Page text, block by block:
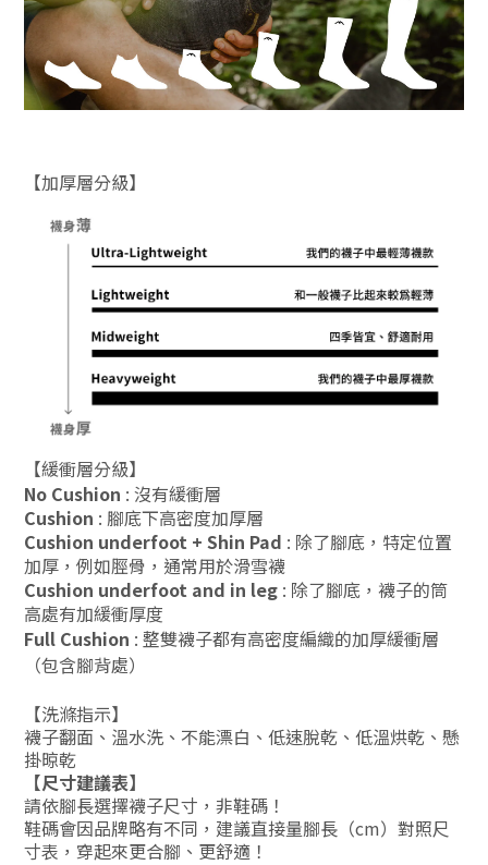
【加厚層分級】
【緩衝層分級】
No Cushion : 沒有緩衝層
Cushion : 腳底下高密度加厚層
Cushion underfoot + Shin Pad : 除了腳底，特定位置
加厚，例如脛骨，通常用於滑雪襪
Cushion underfoot and in leg : 除了腳底，襪子的筒
高處有加緩衝厚度
Full Cushion : 整雙襪子都有高密度編織的加厚緩衝層
（包含腳背處）
【洗滌指示】
襪子翻面、溫水洗、不能漂白、低速脫乾、低溫烘乾、懸
掛晾乾
【尺寸建議表】
請依腳長選擇襪子尺寸，非鞋碼！
鞋碼會因品牌略有不同，建議直接量腳長（cm）對照尺
寸表，穿起來更合腳、更舒適！